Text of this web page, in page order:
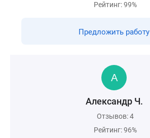
Рейтинг: 99%
Предложить работу
Александр Ч.
Отзывов: 4
Рейтинг: 96%